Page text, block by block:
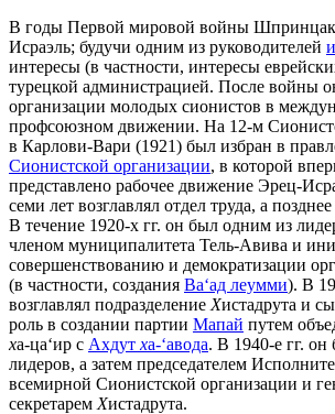
В годы Первой мировой войны Шпринцак
Исраэль; будучи одним из руководителей
интересы (в частности, интересы
турецкой администрацией. После войны
организации молодых сионистов в
профсоюзном движении. На 12-м
в Карлови-Вари (1921) был избран в
Сионистской организации, в которой
представлено рабочее движение Эрец-
семи лет возглавлял отдел труда, а
В течение 1920-х гг. он был одним из
членом муниципалитета Тель-Авива и
совершенствованию и демократизации
(в частности, создания Ва‘ад леумми). В
возглавлял подразделение Хистадрута и
роль в создании партии Мапай путем
ха-ца‘ир с Ахдут ха-‘авода. В 1940-е гг.
лидеров, а затем председателем
всемирной Сионистской организации и
секретарем Хистадрута.